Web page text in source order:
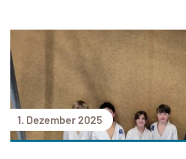
1. Dezember 2025